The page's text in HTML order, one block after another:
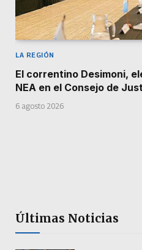
LA REGIÓN
El correntino Desimoni,
NEA en el Consejo de
6 agosto 2026
Últimas Noticias